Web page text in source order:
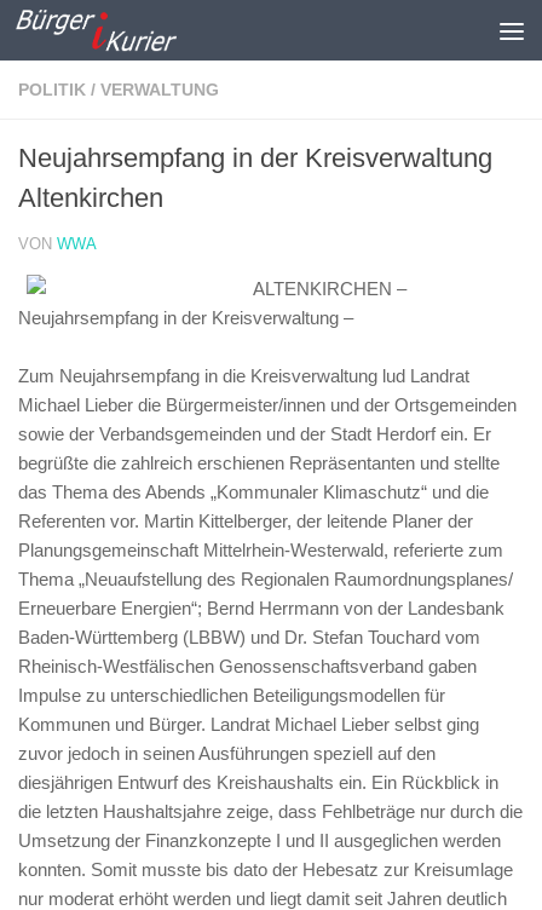
Zum Inhalt springen
POLITIK / VERWALTUNG
Neujahrsempfang in der Kreisverwaltung
Altenkirchen
VON WWA
ALTENKIRCHEN –
Neujahrsempfang in der Kreisverwaltung –
Zum Neujahrsempfang in die Kreisverwaltung lud Landrat
Michael Lieber die Bürgermeister/innen und der Ortsgemeinden
sowie der Verbandsgemeinden und der Stadt Herdorf ein. Er
begrüßte die zahlreich erschienen Repräsentanten und stellte
das Thema des Abends „Kommunaler Klimaschutz“ und die
Referenten vor. Martin Kittelberger, der leitende Planer der
Planungsgemeinschaft Mittelrhein-Westerwald, referierte zum
Thema „Neuaufstellung des Regionalen Raumordnungsplanes/
Erneuerbare Energien“; Bernd Herrmann von der Landesbank
Baden-Württemberg (LBBW) und Dr. Stefan Touchard vom
Rheinisch-Westfälischen Genossenschaftsverband gaben
Impulse zu unterschiedlichen Beteiligungsmodellen für
Kommunen und Bürger. Landrat Michael Lieber selbst ging
zuvor jedoch in seinen Ausführungen speziell auf den
diesjährigen Entwurf des Kreishaushalts ein. Ein Rückblick in
die letzten Haushaltsjahre zeige, dass Fehlbeträge nur durch die
Umsetzung der Finanzkonzepte I und II ausgeglichen werden
konnten. Somit musste bis dato der Hebesatz zur Kreisumlage
nur moderat erhöht werden und liegt damit seit Jahren deutlich